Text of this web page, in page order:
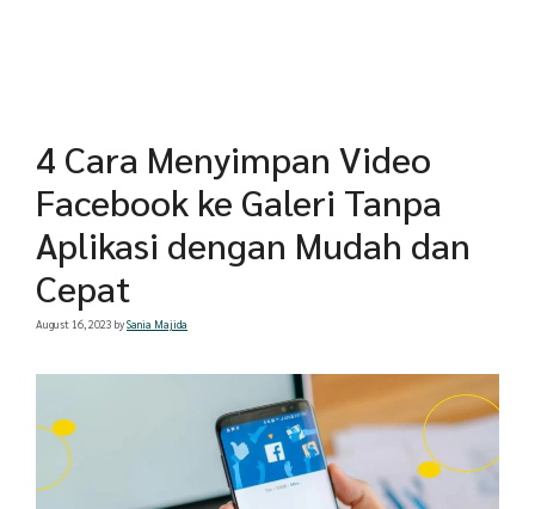
4 Cara Menyimpan Video
Facebook ke Galeri Tanpa
Aplikasi dengan Mudah dan
Cepat
August 16, 2023 bySania Majida